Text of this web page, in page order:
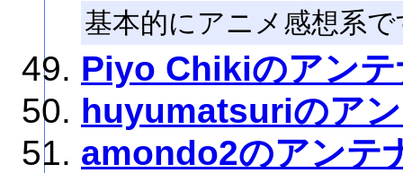
基本的にアニメ感想系で
Piyo Chikiのアンテ
huyumatsuriのア
amondo2のアンテ